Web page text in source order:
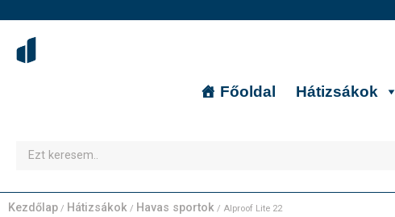
Főoldal Hátizsákok
Kezdőlap / Hátizsákok / Havas sportok / Alproof Lite 22